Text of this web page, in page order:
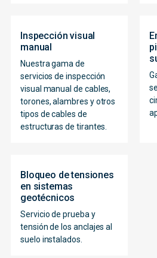
Inspección visual
manual
Nuestra gama de
servicios de inspección
visual manual de cables,
torones, alambres y otros
tipos de cables de
estructuras de tirantes.
Bloqueo de tensiones
en sistemas
geotécnicos
Servicio de prueba y
tensión de los anclajes al
suelo instalados.